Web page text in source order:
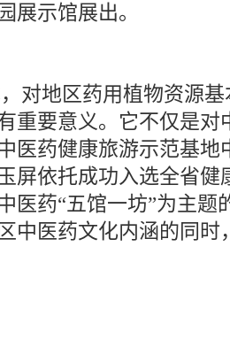
展示馆展出。
对地区药用植物资源
重要意义。它不仅是对
医药健康旅游示范基地
屏依托成功入选全省健
医药“五馆一坊”为主题
中医药文化内涵的同时